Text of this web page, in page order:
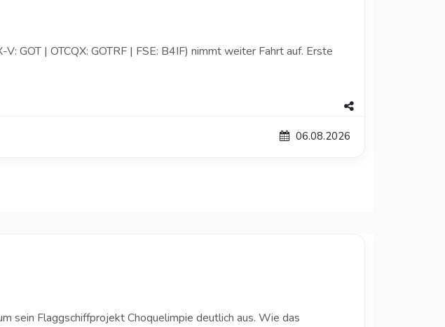
GOT | OTCQX: GOTRF | FSE: B4IF) nimmt weiter Fahrt auf. Erste
06.08.2026
sein Flaggschiffprojekt Choquelimpie deutlich aus. Wie das